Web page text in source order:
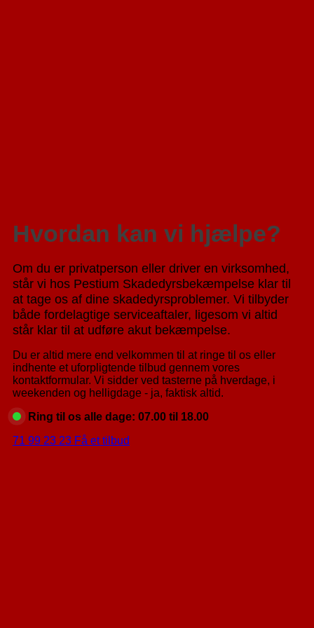
Hvordan kan vi hjælpe?
Om du er privatperson eller driver en virksomhed,
står vi hos Pestium Skadedyrsbekæmpelse klar til
at tage os af dine skadedyrsproblemer. Vi tilbyder
både fordelagtige serviceaftaler, ligesom vi altid
står klar til at udføre akut bekæmpelse.
Du er altid mere end velkommen til at ringe til os eller
indhente et uforpligtende tilbud gennem vores
kontaktformular. Vi sidder ved tasterne på hverdage, i
weekenden og helligdage - ja, faktisk altid.
Ring til os alle dage: 07.00 til 18.00
71 99 23 23 Få et tilbud